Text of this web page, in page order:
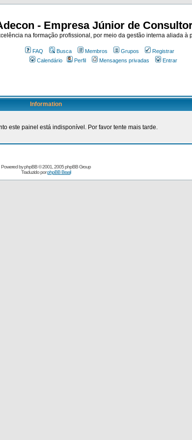
- Empresa Júnior de
na formação profissional, por meio da gestão interna aliada à
FAQ Busca Membros Grupos
Registrar
Calendário
Perfil Mensagens privadas Entrar
Information
este painel está indisponível. Por favor tente mais tarde.
Powered byphpBB© 2001, 2005 phpBB Group
Traduzido porphpBB Brasil